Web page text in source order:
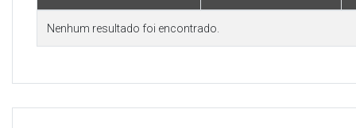
Nenhum resultado foi encontrado.